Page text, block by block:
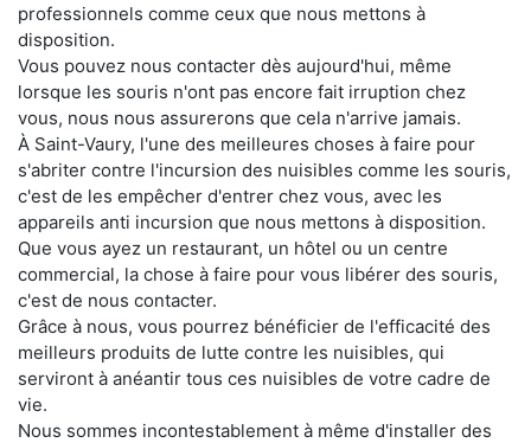
professionnels comme ceux que nous mettons à
disposition.
Vous pouvez nous contacter dès aujourd'hui, même
lorsque les souris n'ont pas encore fait irruption chez
vous, nous nous assurerons que cela n'arrive jamais.
À Saint-Vaury, l'une des meilleures choses à faire pour
s'abriter contre l'incursion des nuisibles comme les souris,
c'est de les empêcher d'entrer chez vous, avec les
appareils anti incursion que nous mettons à disposition.
Que vous ayez un restaurant, un hôtel ou un centre
commercial, la chose à faire pour vous libérer des souris,
c'est de nous contacter.
Grâce à nous, vous pourrez bénéficier de l'efficacité des
meilleurs produits de lutte contre les nuisibles, qui
serviront à anéantir tous ces nuisibles de votre cadre de
vie.
Nous sommes incontestablement à même d'installer des